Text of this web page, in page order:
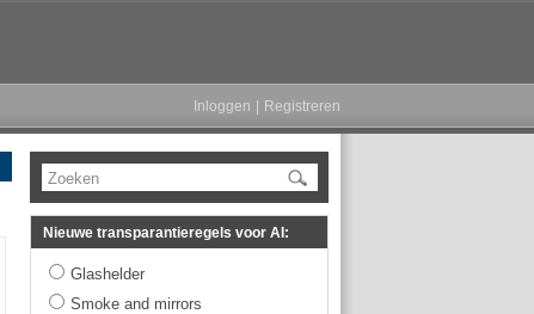
Inloggen Registreren
Zoeken
Nieuwe transparantieregels voor AI:
Glashelder
Smoke and mirrors